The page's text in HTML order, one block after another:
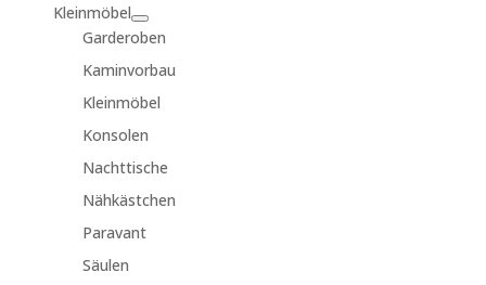
Kleinmöbel
Garderoben
Kaminvorbau
Kleinmöbel
Konsolen
Nachttische
Nähkästchen
Paravant
Säulen